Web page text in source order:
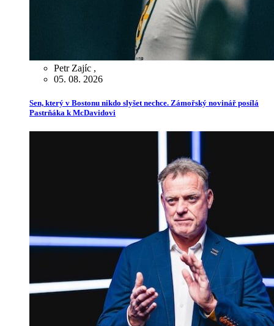
Petr Zajíc ,
05. 08. 2026
Sen, který v Bostonu nikdo slyšet nechce. Zámořský novinář posílá
Pastrňáka k McDavidovi